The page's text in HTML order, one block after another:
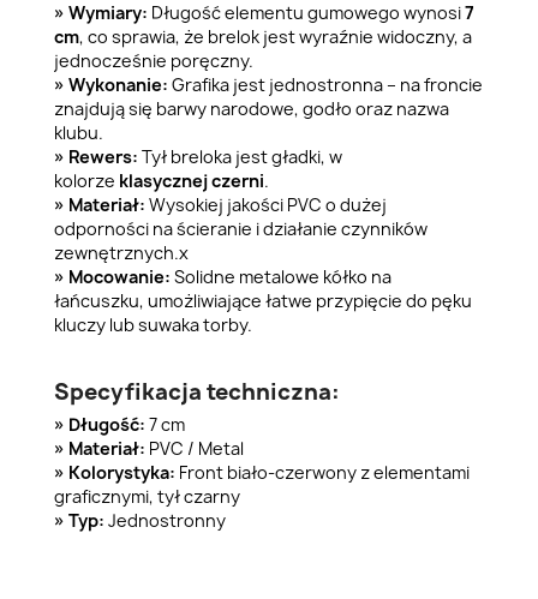
» Wymiary: Długość elementu gumowego wynosi7
cm, co sprawia, że brelok jest wyraźnie widoczny, a
jednocześnie poręczny.
» Wykonanie: Grafika jest jednostronna – na froncie
znajdują się barwy narodowe, godło oraz nazwa
klubu.
» Rewers: Tył breloka jest gładki, w
kolorze klasycznej czerni.
» Materiał: Wysokiej jakości PVC o dużej
odporności na ścieranie i działanie czynników
zewnętrznych.x
» Mocowanie: Solidne metalowe kółko na
łańcuszku, umożliwiające łatwe przypięcie do pęku
kluczy lub suwaka torby.
Specyfikacja techniczna:
» Długość: 7 cm
» Materiał: PVC / Metal
» Kolorystyka: Front biało-czerwony z elementami
graficznymi, tył czarny
» Typ: Jednostronny